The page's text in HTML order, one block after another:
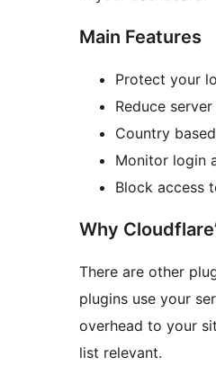
Main Features
Protect your
Reduce
Country
Monitor login
Block access
Why
There are other
plugins use your
overhead to your
list relevant.